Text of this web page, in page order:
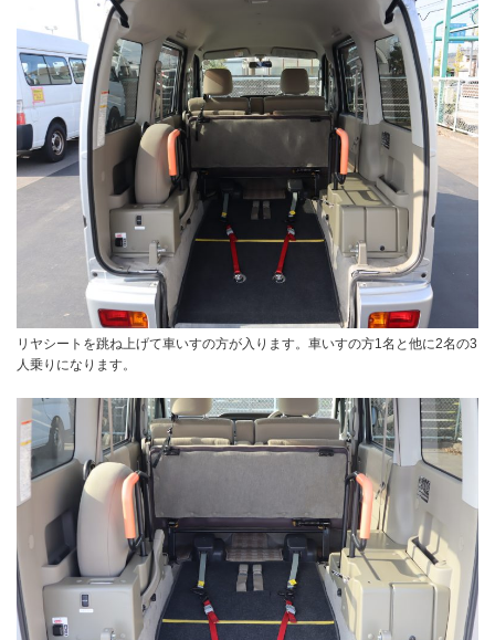
リヤシートを跳ね上げて車いすの方が入ります。車いすの方1名と他に2名の3
人乗りになります。